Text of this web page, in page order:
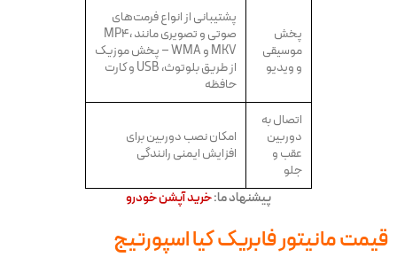
پخش
موسیقی
و ویدیو
پشتیبانی از انواع فرمت‌های
صوتی و تصویری مانند MP4،
MKV و WMA – پخش موزیک
از طریق بلوتوث، USB و کارت
حافظه
اتصال به
دوربین
عقب و
جلو
امکان نصب دوربین برای
افزایش ایمنی رانندگی
پیشنهاد ما:خرید آپشن خودرو
قیمت مانیتور فابریک کیا اسپورتیج